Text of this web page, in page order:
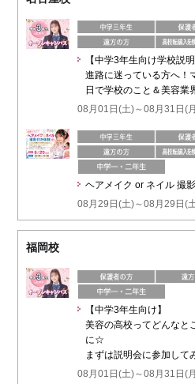
【中学3年生向け学校説明
進路に迷っている方へ！
日で学校のこと＆美容業
08月01日(土)～08月31日(
ヘアメイク or ネイル 撮
08月29日(土)～08月29日(
福岡校
【中学3年生向け】
美容の高校ってどんなと
に☆
まずは説明会に参加して
08月01日(土)～08月31日(